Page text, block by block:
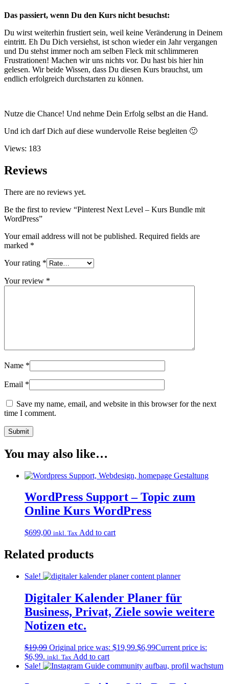
Das passiert, wenn Du den Kurs nicht besuchst:
Du wirst weiterhin frustiert sein, weil keine Veränderung in Deinem
eintritt. Eh Du Dich versiehst, ist schon wieder ein Jahr vergangen
und Du stehst immer noch am selben Fleck mit schlimmeren
Frustrationen! Machen wir uns nichts vor. Du hast bis hier hin
gelesen. Wir beide Wissen, dass Du diesen Kurs brauchst, um
endlich erfolgreich durchstarten zu können.
Nutze die Chance! Und nehme Dein Erfolg selbst an die Hand.
Und ich darf Dich auf diese wundervolle Reise begleiten 🙂
Views: 183
Reviews
There are no reviews yet.
Be the first to review “Pinterest Next Level – Kurs Bundle mit
WordPress”
Your email address will not be published. Required fields are
marked *
Your rating *
Your review *
Name *
Email *
Save my name, email, and website in this browser for the next
time I comment.
You may also like…
WordPress Support – Topic zum
Online Kurs WordPress
$699,00 inkl. Tax Add to cart
Related products
Sale!
Digitaler Kalender Planer für
Business, Privat, Ziele sowie weitere
Notizen etc.
$19,99 Original price was: $19,99.$6,99Current price is:
$6,99. inkl. Tax Add to cart
Sale!